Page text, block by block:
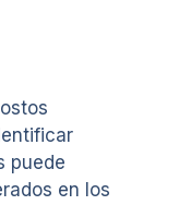
puede
en los